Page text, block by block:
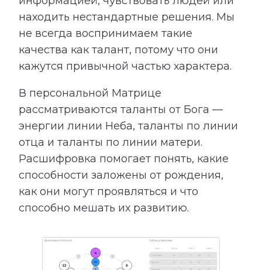
находить нестандартные решения. Мы
не всегда воспринимаем такие
качества как талант, потому что они
кажутся привычной частью характера.
В персональной Матрице
рассматриваются таланты от Бога —
энергии линии Неба, таланты по линии
отца и таланты по линии матери.
Расшифровка помогает понять, какие
способности заложены от рождения,
как они могут проявляться и что
способно мешать их развитию.